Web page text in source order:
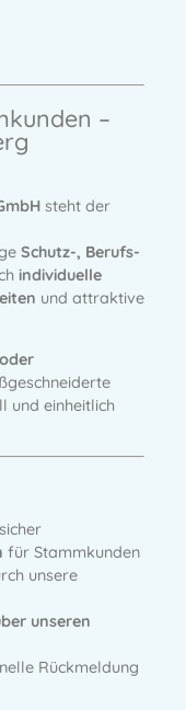
–
steht der
Schutz-, Berufs-
individuelle
und attraktive
und einheitlich
für Stammkunden
unsere
unseren
Rückmeldung